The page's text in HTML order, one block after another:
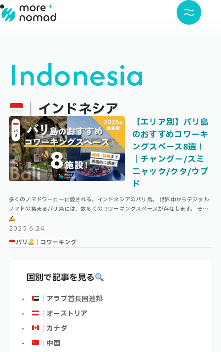
Indonesia
｜インドネシア
【エリア別】バリ島
のおすすめコワーキ
ングスペース8選！
｜チャングー/スミ
ニャック/クタ/ウブ
ド
多くのノマドワーカーに愛される、インドネシアのバリ島。 世界中からデジタル
ノマドの集まるバリ島には、数多くのコワーキングスペースが存在します。 そこ
で今回はバリ島でおすすめのコワーキングスペース8選をご紹介します！ ※最 …
2025.6.24
バリ
｜コワーキング
国別で記事を見る
｜アラブ首長国連邦
｜オーストリア
｜カナダ
｜中国